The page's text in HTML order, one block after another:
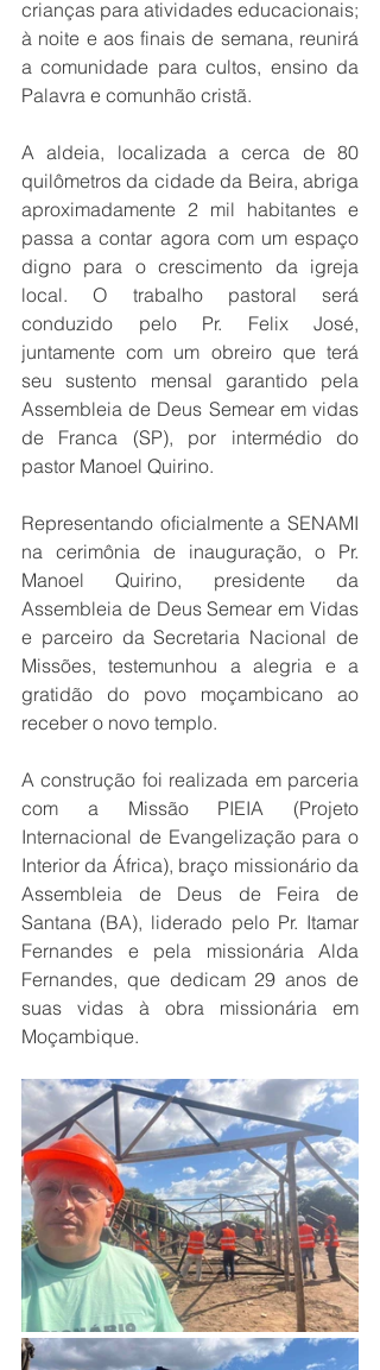
crianças para atividades educacionais;
à noite e aos finais de semana, reunirá
a comunidade para cultos, ensino da
Palavra e comunhão cristã.
A aldeia, localizada a cerca de 80
quilômetros da cidade da Beira, abriga
aproximadamente 2 mil habitantes e
passa a contar agora com um espaço
digno para o crescimento da igreja
local. O trabalho pastoral será
conduzido pelo Pr. Felix José,
juntamente com um obreiro que terá
seu sustento mensal garantido pela
Assembleia de Deus Semear em vidas
de Franca (SP), por intermédio do
pastor Manoel Quirino.
Representando oficialmente a SENAMI
na cerimônia de inauguração, o Pr.
Manoel Quirino, presidente da
Assembleia de Deus Semear em Vidas
e parceiro da Secretaria Nacional de
Missões, testemunhou a alegria e a
gratidão do povo moçambicano ao
receber o novo templo.
A construção foi realizada em parceria
com a Missão PIEIA (Projeto
Internacional de Evangelização para o
Interior da África), braço missionário da
Assembleia de Deus de Feira de
Santana (BA), liderado pelo Pr. Itamar
Fernandes e pela missionária Alda
Fernandes, que dedicam 29 anos de
suas vidas à obra missionária em
Moçambique.